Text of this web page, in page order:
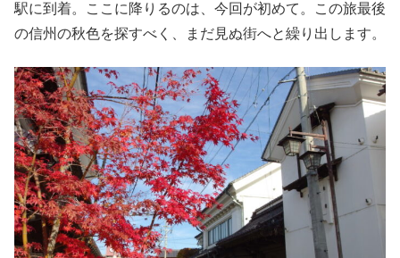
駅に到着。ここに降りるのは、今回が初めて。この旅最後
の信州の秋色を探すべく、まだ見ぬ街へと繰り出します。